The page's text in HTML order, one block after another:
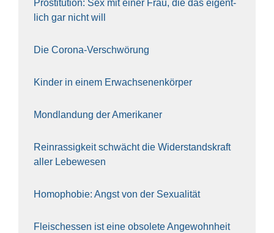
Pro­sti­tu­ti­on: Sex mit einer Frau, die das eigent­
lich gar nicht will
Die Coro­na-Ver­schwö­rung
Kin­der in einem Erwach­se­nen­kör­per
Mond­lan­dung der Ame­ri­ka­ner
Rein­ras­sig­keit schwächt die Wider­stands­kraft
aller Lebe­we­sen
Homo­pho­bie: Angst von der Sexua­li­tät
Fleisch­essen ist eine obso­le­te An‍ge‍wohn‍heit